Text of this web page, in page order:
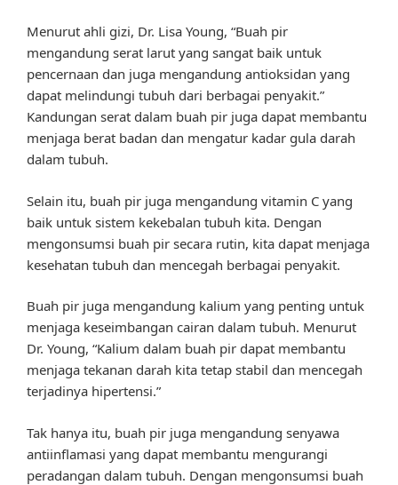
Menurut ahli gizi, Dr. Lisa Young, “Buah pir
mengandung serat larut yang sangat baik untuk
pencernaan dan juga mengandung antioksidan yang
dapat melindungi tubuh dari berbagai penyakit.”
Kandungan serat dalam buah pir juga dapat membantu
menjaga berat badan dan mengatur kadar gula darah
dalam tubuh.
Selain itu, buah pir juga mengandung vitamin C yang
baik untuk sistem kekebalan tubuh kita. Dengan
mengonsumsi buah pir secara rutin, kita dapat menjaga
kesehatan tubuh dan mencegah berbagai penyakit.
Buah pir juga mengandung kalium yang penting untuk
menjaga keseimbangan cairan dalam tubuh. Menurut
Dr. Young, “Kalium dalam buah pir dapat membantu
menjaga tekanan darah kita tetap stabil dan mencegah
terjadinya hipertensi.”
Tak hanya itu, buah pir juga mengandung senyawa
antiinflamasi yang dapat membantu mengurangi
peradangan dalam tubuh. Dengan mengonsumsi buah